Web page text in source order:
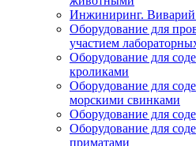
Инжиниринг.
Оборудование для
участием
Оборудование для
кроликами
Оборудование для
морскими свинками
Оборудование для
Оборудование для
приматами